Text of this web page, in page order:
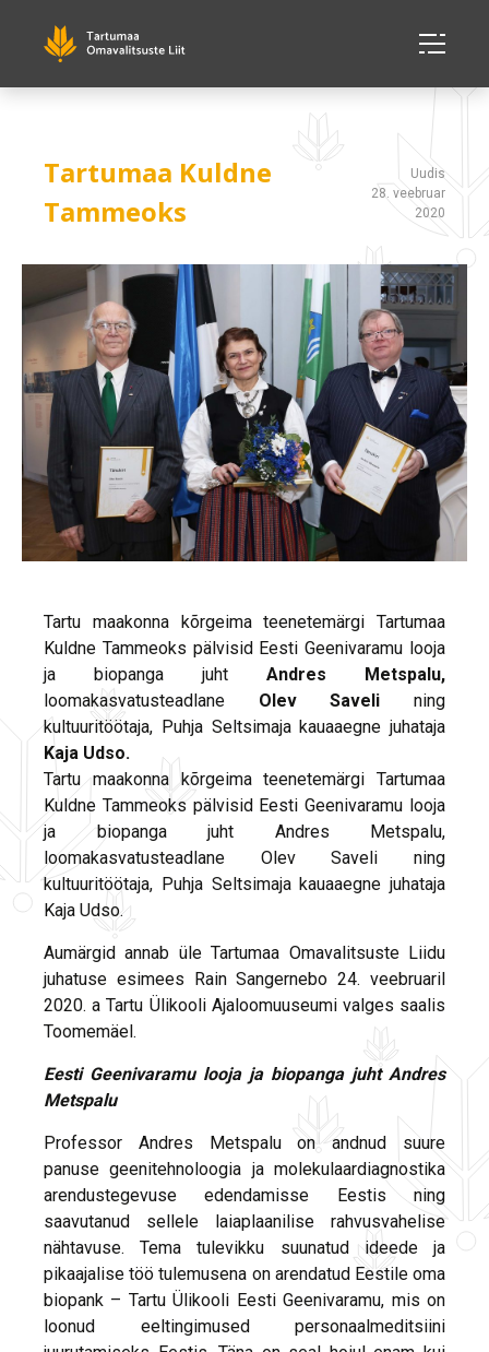
Tartumaa Kuldne
Tammeoks
Uudis
28. veebruar
2020
Tartu maakonna kõrgeima teenetemärgi Tartumaa
Kuldne Tammeoks pälvisid Eesti Geenivaramu looja
ja biopanga juht Andres Metspalu,
loomakasvatusteadlane Olev Saveli ning
kultuuritöötaja, Puhja Seltsimaja kauaaegne juhataja
Kaja Udso.
Tartu maakonna kõrgeima teenetemärgi Tartumaa
Kuldne Tammeoks pälvisid Eesti Geenivaramu looja
ja biopanga juht Andres Metspalu,
loomakasvatusteadlane Olev Saveli ning
kultuuritöötaja, Puhja Seltsimaja kauaaegne juhataja
Kaja Udso.
Aumärgid annab üle Tartumaa Omavalitsuste Liidu
juhatuse esimees Rain Sangernebo 24. veebruaril
2020. a Tartu Ülikooli Ajaloomuuseumi valges saalis
Toomemäel.
Eesti Geenivaramu looja ja biopanga juht Andres
Metspalu
Professor Andres Metspalu on andnud suure
panuse geenitehnoloogia ja molekulaardiagnostika
arendustegevuse edendamisse Eestis ning
saavutanud sellele laiaplaanilise rahvusvahelise
nähtavuse. Tema tulevikku suunatud ideede ja
pikaajalise töö tulemusena on arendatud Eestile oma
biopank – Tartu Ülikooli Eesti Geenivaramu, mis on
loonud eeltingimused personaalmeditsiini